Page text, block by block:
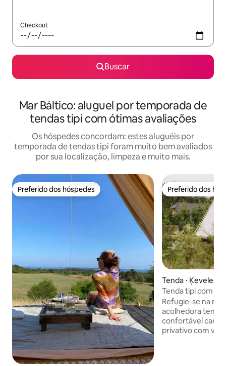
Checkout
Buscar
Mar Báltico: aluguel por temporada de
tendas tipi com ótimas avaliações
Os hóspedes concordam: estes aluguéis por
temporada de tendas tipi foram muito bem avaliados
por sua localização, limpeza e muito mais.
Preferido dos hóspedes
Preferido dos hóspedes Preferido dos
Preferido dos
Tenda ⋅ Ķevele
Tenda tipi com
Homes
Refugie-se na
acolhedora tenda
confortável cama
privativo com